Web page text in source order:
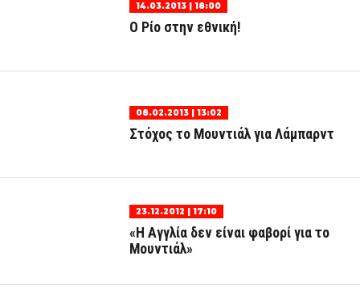
14.03.2013 | 18:00
Ο Ρίο στην εθνική!
08.02.2013 | 13:02
Στόχος το Μουντιάλ για Λάμπαρντ
23.12.2012 | 17:10
«Η Αγγλία δεν είναι φαβορί για το
Μουντιάλ»